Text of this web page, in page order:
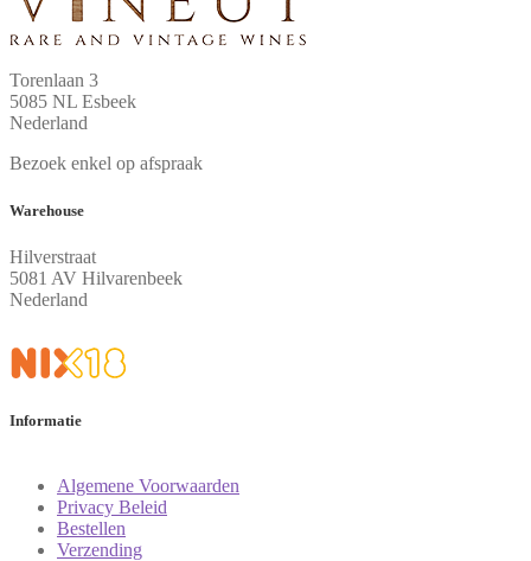
Torenlaan 3
5085 NL Esbeek
Nederland
Bezoek enkel op afspraak
Warehouse
Hilverstraat
5081 AV Hilvarenbeek
Nederland
Informatie
Algemene Voorwaarden
Privacy Beleid
Bestellen
Verzending